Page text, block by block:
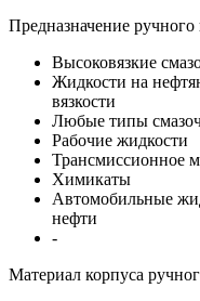
Предназначение ручного
Высоковязкие
Жидкости на
вязкости
Любые типы
Рабочие жидкости
Трансмиссионное
Химикаты
Автомобильные
нефти
-
Материал корпуса